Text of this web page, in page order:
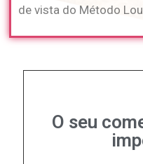
de vista do Método
O seu